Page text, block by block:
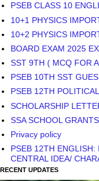
PSEB CLASS 10
10+1 PHYSICS
10+2 PHYSICS
BOARD EXAM 2025
SST 9TH ( MCQ FOR
PSEB 10TH SST
PSEB 12TH
SCHOLARSHIP
SSA SCHOOL
Privacy policy
PSEB 12TH
CENTRAL IDEA/
RECENT UPDATES